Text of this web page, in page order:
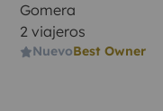
Gomera
2 viajeros
NuevoBest Owner